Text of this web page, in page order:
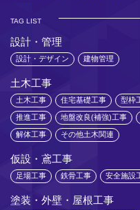
TAG LIST
設計・管理
設計・デザイン 建物管理
土木工事
土木工事 住宅基礎工事 型枠
推進工事 地盤改良(補強)工事
解体工事 その他土木関連
仮設・鳶工事
足場工事 鉄骨工事 安全施設
塗装・外壁・屋根工事